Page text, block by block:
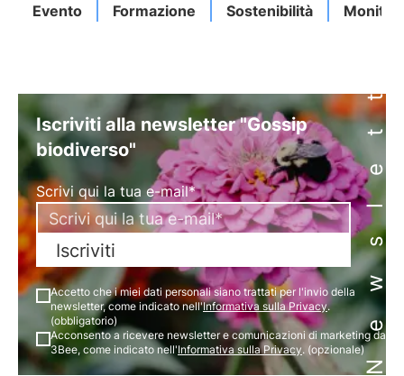
Evento Formazione Sostenibilità Newsletter
Iscriviti alla newsletter "Gossip
biodiverso"
Scrivi qui la tua e-mail*
Iscriviti
Accetto che i miei dati personali siano trattati per l'invio della
newsletter, come indicato nell'Informativa sulla Privacy.
(obbligatorio)
Acconsento a ricevere newsletter e comunicazioni di marketing da
3Bee, come indicato nell'Informativa sulla Privacy. (opzionale)